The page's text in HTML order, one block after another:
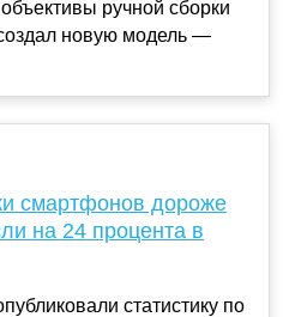
ручной сборки
новую модель —
смартфонов дороже
на 24 процента в
статистику по